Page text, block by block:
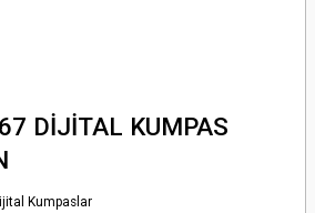
DİJİTAL KUMPAS
Kumpaslar